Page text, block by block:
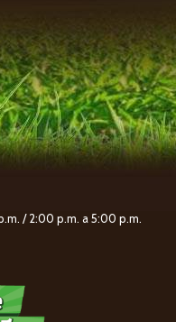
/ 2:00 p.m. a 5:00 p.m.